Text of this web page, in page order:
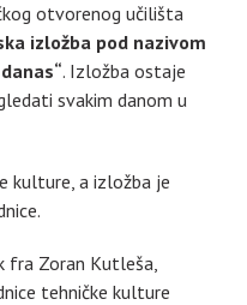
otvorenog učilišta
izložba pod nazivom
. Izložba ostaje
svakim danom u
kulture, a izložba je
fra Zoran Kutleša,
tehničke kulture